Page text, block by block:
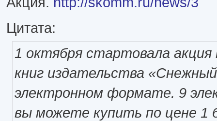
Цитата:
1 октября стартовала акция
книг издательства
электронном формате. 9
вы можете купить по цене 1